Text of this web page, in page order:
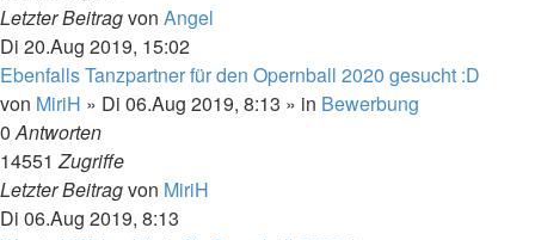
Letzter Beitragvon Angel
Di 20.Aug 2019, 15:02
Ebenfalls Tanzpartner für den Opernball 2020 gesucht :D
von MiriH » Di 06.Aug 2019, 8:13 » in Bewerbung
0Antworten
14551Zugriffe
Letzter Beitragvon MiriH
Di 06.Aug 2019, 8:13